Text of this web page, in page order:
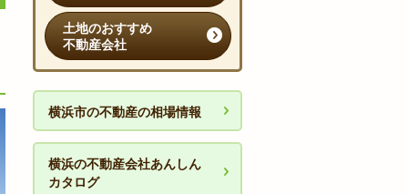
土地のおすすめ
不動産会社
横浜市の不動産の相場情報
横浜の不動産会社あんしん
カタログ